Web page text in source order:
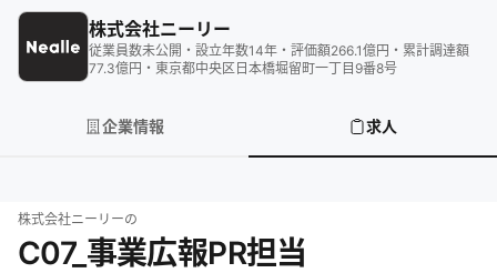
株式会社ニーリー
従業員数未公開 ・ 設立年数14年 ・ 評価額266.1億円 ・ 累計調達額
77.3億円 ・ 東京都中央区日本橋堀留町一丁目9番8号
企業情報 求人
株式会社ニーリーの
C07_事業広報PR担当